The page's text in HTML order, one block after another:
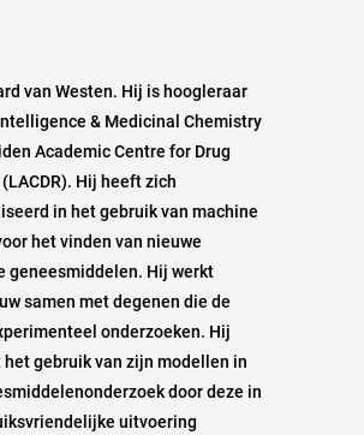
van Westen. Hij is hoogleraar
& Medicinal Chemistry
Academic Centre for Drug
Hij heeft zich
in het gebruik van machine
het vinden van nieuwe
geneesmiddelen. Hij werkt
samen met degenen die de
onderzoeken. Hij
het gebruik van zijn modellen in
door deze in
uitvoering